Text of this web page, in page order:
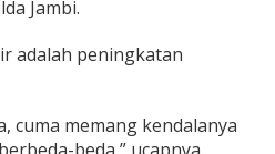
Jambi.
adalah peningkatan
cuma memang kendalanya